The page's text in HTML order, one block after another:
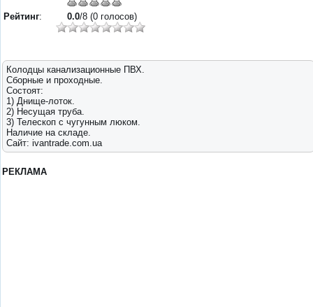
Рейтинг: 0.0/8 (0 голосов)
Колодцы канализационные ПВХ.
Сборные и проходные.
Состоят:
1) Днище-лоток.
2) Несущая труба.
3) Телескоп с чугунным люком.
Наличие на складе.
Сайт: ivantrade.com.ua
РЕКЛАМА